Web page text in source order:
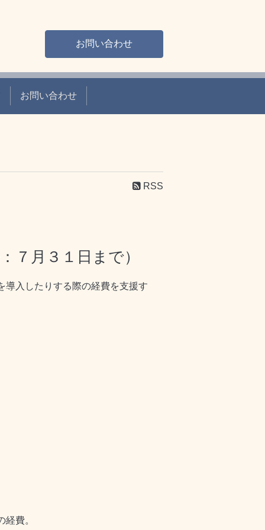
お問い合わせ
お問い合わせ
RSS
７月３１日まで）
導入したりする際の経費を支援す
費。